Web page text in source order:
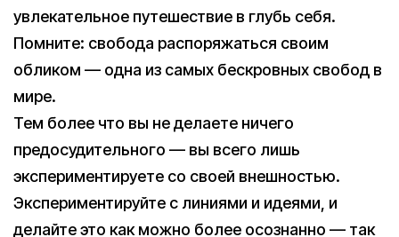
увлекательное путешествие в глубь себя.
Помните: свобода распоряжаться своим
обликом — одна из самых бескровных свобод в
мире.
Тем более что вы не делаете ничего
предосудительного — вы всего лишь
экспериментируете со своей внешностью.
Экспериментируйте с линиями и идеями, и
делайте это как можно более осознанно — так